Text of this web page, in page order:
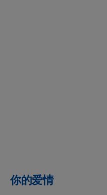
你的爱情